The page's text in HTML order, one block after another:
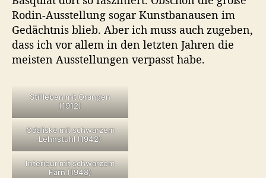
Rodin-Ausstellung sogar Kunstbanausen im
Gedächtnis blieb. Aber ich muss auch zugeben,
dass ich vor allem in den letzten Jahren die
meisten Ausstellungen verpasst habe.
Stillleben mit Orangen
(1912)
Odaliske mit schwarzem
Lehnstuhl (1942)
Interieur mit schwarzem
Farn (1948)